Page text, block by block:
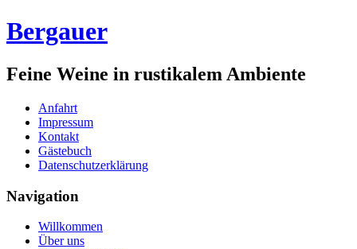
Bergauer
Feine Weine in rustikalem Ambiente
Anfahrt
Impressum
Kontakt
Gästebuch
Datenschutzerklärung
Navigation
Willkommen
Über uns